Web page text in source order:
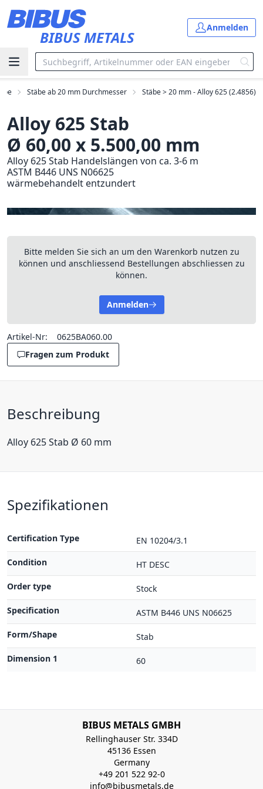
BIBUS METALS
Anmelden
Stäbe ab 20 mm Durchmesser Stäbe > 20 mm - Alloy 625 (2.4856)
Alloy 625 Stab
Ø 60,00 x 5.500,00 mm
Alloy 625 Stab Handelslängen von ca. 3-6 m
ASTM B446 UNS N06625
wärmebehandelt entzundert
Bitte melden Sie sich an um den Warenkorb nutzen zu
können und anschliessend Bestellungen abschliessen zu
können.
Anmelden
Artikel-Nr:
0625BA060.00
Fragen zum Produkt
Beschreibung
Alloy 625 Stab Ø 60 mm
Spezifikationen
Certification Type
EN 10204/3.1
Condition
HT DESC
Order type
Stock
Specification
ASTM B446 UNS N06625
Form/Shape
Stab
Dimension 1
60
BIBUS METALS GMBH
Rellinghauser Str. 334D
45136 Essen
Germany
+49 201 522 92-0
info@bibusmetals.de